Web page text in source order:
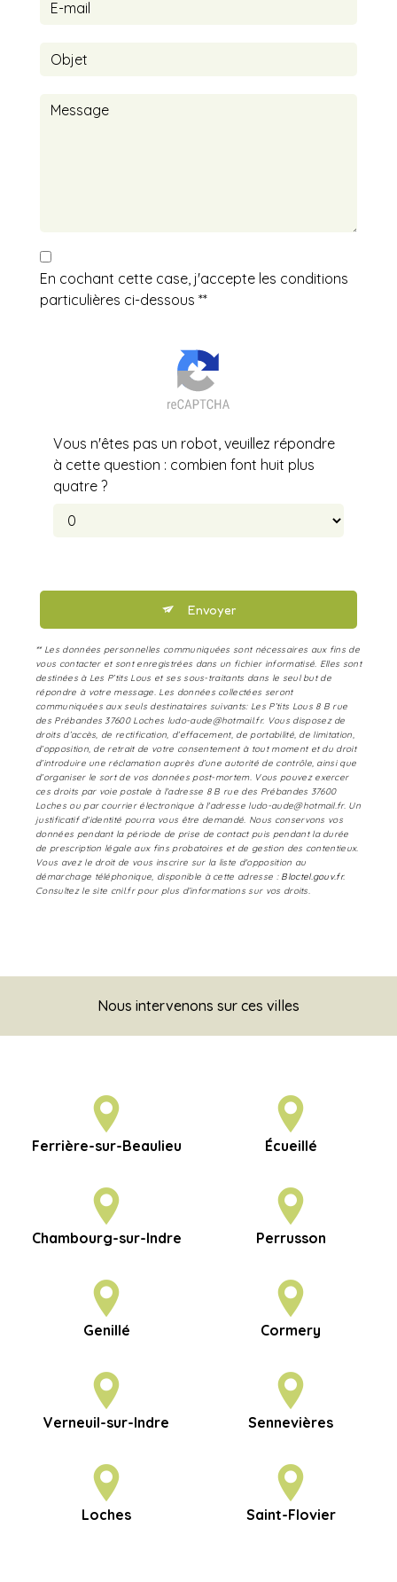
En cochant cette case, j'accepte les conditions
particulières ci-dessous **
Vous n'êtes pas un robot, veuillez répondre
à cette question : combien font huit plus
quatre ?
Envoyer
** Les données personnelles communiquées sont nécessaires aux fins de
vous contacter et sont enregistrées dans un fichier informatisé. Elles sont
destinées à Les P’tits Lous et ses sous-traitants dans le seul but de
répondre à votre message. Les données collectées seront
communiquées aux seuls destinataires suivants: Les P’tits Lous 8 B rue
des Prébandes 37600 Loches ludo-aude@hotmail.fr. Vous disposez de
droits d’accès, de rectification, d’effacement, de portabilité, de limitation,
d’opposition, de retrait de votre consentement à tout moment et du droit
d’introduire une réclamation auprès d’une autorité de contrôle, ainsi que
d’organiser le sort de vos données post-mortem. Vous pouvez exercer
ces droits par voie postale à l'adresse 8 B rue des Prébandes 37600
Loches ou par courrier électronique à l'adresse ludo-aude@hotmail.fr. Un
justificatif d'identité pourra vous être demandé. Nous conservons vos
données pendant la période de prise de contact puis pendant la durée
de prescription légale aux fins probatoires et de gestion des contentieux.
Vous avez le droit de vous inscrire sur la liste d'opposition au
démarchage téléphonique, disponible à cette adresse : Bloctel.gouv.fr.
Consultez le site cnil.fr pour plus d’informations sur vos droits.
Nous intervenons sur ces villes
Ferrière-sur-Beaulieu Écueillé
Chambourg-sur-Indre Perrusson
Genillé Cormery
Verneuil-sur-Indre Sennevières
Loches Saint-Flovier